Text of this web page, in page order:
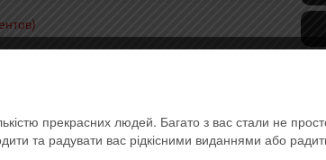
прекрасних людей. Багато з вас стали не
та радувати вас рідкісними виданнями або